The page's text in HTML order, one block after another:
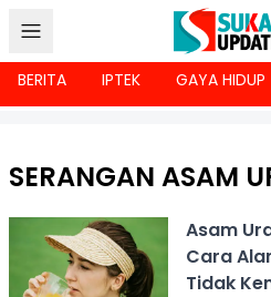
BERITA IPTEK GAYA HIDUP
SERANGAN ASAM
Asam
Cara
Tidak